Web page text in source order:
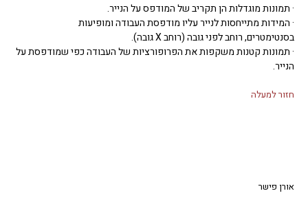
· תמונות מוגדלות הן תקריב של המודפס על הנייר.
· המידות מתייחסות לנייר עליו מודפסת העבודה ומופיעות
בסנטימטרים, רוחב לפני גובה (רוחב X גובה).
· תמונות קטנות משקפות את הפרופורציות של העבודה כפי שמודפסת על
הנייר.
חזור למעלה
אורן פישר